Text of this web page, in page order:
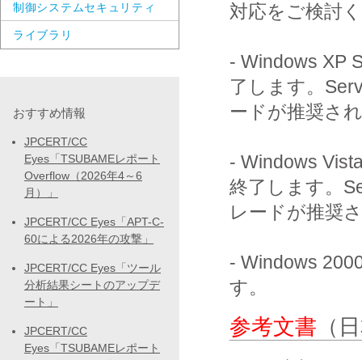
対応をご検討
- Windows XP
了します。
ードが推奨さ
- Windows
終了します。
レードが推奨
- Windows
す。
参考文書 （
制御システムセキュリティ
ライブラリ
おすすめ情報
JPCERT/CC
Eyes「TSUBAMEレポート
Overflow（2026年4～6
月）」
JPCERT/CC Eyes「APT-C-
60による2026年の攻撃」
JPCERT/CC Eyes「ツール
分析結果シートのアップデ
ート」
JPCERT/CC
Eyes「TSUBAMEレポート